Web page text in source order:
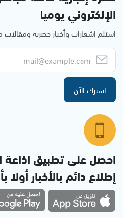
الإلكتروني يوميا
استلم اشعارات وأخبار حصرية
اشترك الآن
احصل على تطبيق
إطلاع دائم بالأخبار أولاً